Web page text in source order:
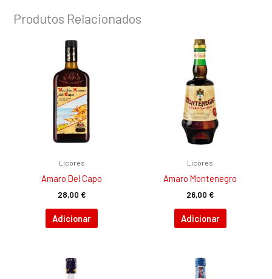
Produtos Relacionados
Licores
Amaro Del Capo
28,00 €
Adicionar
Licores
Amaro Montenegro
26,00 €
Adicionar